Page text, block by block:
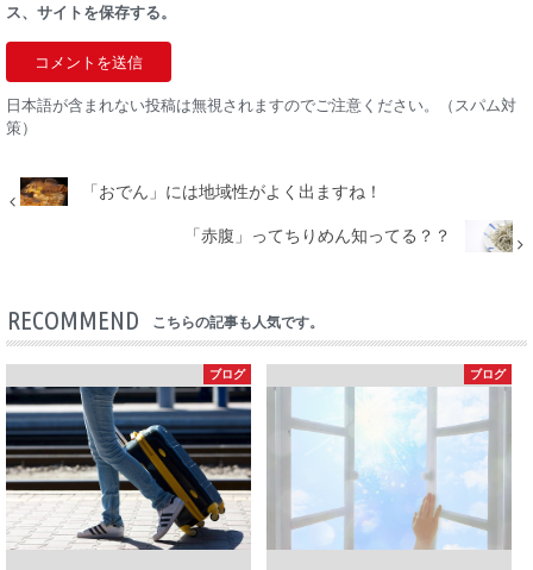
ス、サイトを保存する。
日本語が含まれない投稿は無視されますのでご注意ください。（スパム対
策）
「おでん」には地域性がよく出ますね！
「赤腹」ってちりめん知ってる？？
RECOMMEND こちらの記事も人気です。
ブログ ブログ